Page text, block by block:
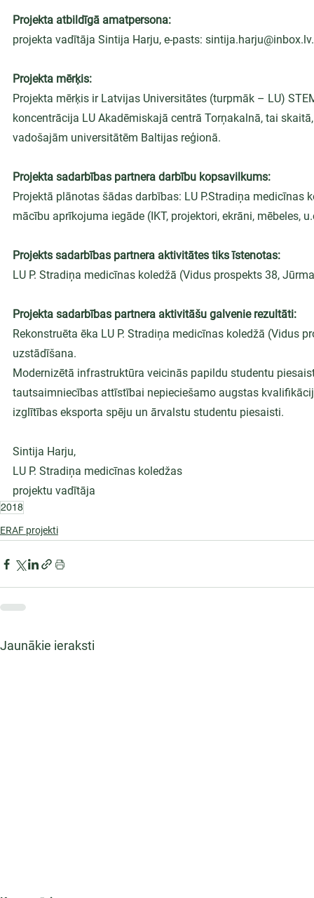
Projekta atbildīgā amatpersona:
projekta vadītāja Sintija Harju, e-pasts: sintija.harju@inbox.lv.
Projekta mērķis:
Projekta mērķis ir Latvijas Universitātes (turpmāk – LU)
koncentrācija LU Akadēmiskajā centrā Torņakalnā, tai
vadošajām universitātēm Baltijas reģionā.
Projekta sadarbības partnera darbību kopsavilkums:
Projektā plānotas šādas darbības: LU P.Stradiņa
mācību aprīkojuma iegāde (IKT, projektori, ekrāni, mēbeles,
Projekts sadarbības partnera aktivitātes tiks īstenotas:
LU P. Stradiņa medicīnas koledžā (Vidus prospekts 38,
Projekta sadarbības partnera aktivitāšu galvenie rezultāti:
Rekonstruēta ēka LU P. Stradiņa medicīnas koledžā
uzstādīšana.
Modernizētā infrastruktūra veicinās papildu studentu
tautsaimniecības attīstībai nepieciešamo augstas
izglītības eksporta spēju un ārvalstu studentu piesaisti.
Sintija Harju,
LU P. Stradiņa medicīnas koledžas
projektu vadītāja
2018
ERAF projekti
Jaunākie ieraksti